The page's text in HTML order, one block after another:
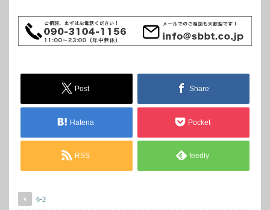
Post Share
Hatena Pocket
RSS feedly
6-2